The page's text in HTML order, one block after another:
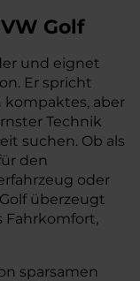
Golf
und eignet
Er spricht
kompaktes, aber
Technik
suchen. Ob als
den
oder
überzeugt
Fahrkomfort,
sparsamen